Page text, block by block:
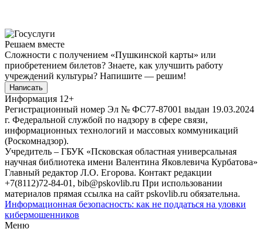
Решаем вместе
Сложности с получением «Пушкинской карты» или
приобретением билетов? Знаете, как улучшить работу
учреждений культуры? Напишите — решим!
Написать
Информация 12+
Регистрационный номер Эл № ФС77-87001 выдан 19.03.2024
г. Федеральной службой по надзору в сфере связи,
информационных технологий и массовых коммуникаций
(Роскомнадзор).
Учредитель – ГБУК «Псковская областная универсальная
научная библиотека имени Валентина Яковлевича Курбатова»
Главный редактор Л.О. Егорова. Контакт редакции
+7(8112)72-84-01, bib@pskovlib.ru При использовании
материалов прямая ссылка на сайт pskovlib.ru обязательна.
Информационная безопасность: как не поддаться на уловки
кибермошенников
Меню